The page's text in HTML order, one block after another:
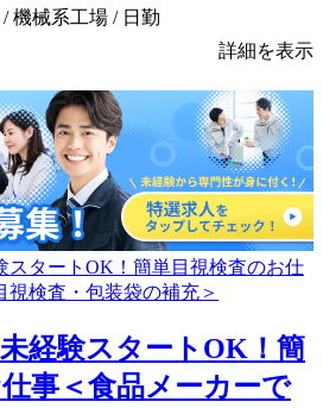
機械系工場 / 日勤
詳細を表示
未経験スタートOK！簡
事＜食品メーカーで